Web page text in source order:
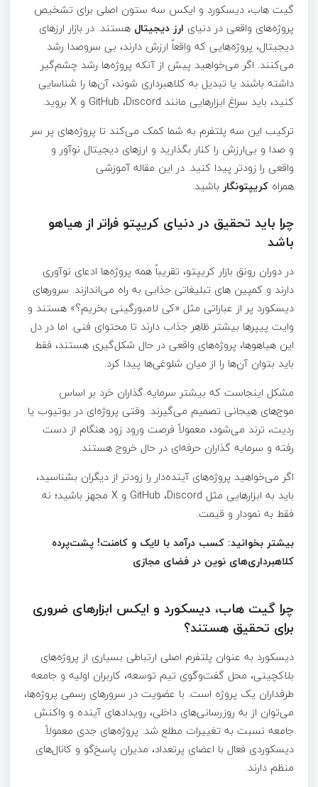
گیت هاب، دیسکورد و ایکس سه ستون اصلی برای تشخیص
پروژه‌های واقعی در دنیای ارز دیجیتال هستند. در بازار ارزهای
دیجیتال، پروژه‌هایی که واقعاً ارزش دارند، بی‌ سروصدا رشد
می‌کنند. اگر می‌خواهید پیش از آنکه پروژه‌ها رشد چشم‌گیر
داشته باشند یا تبدیل به کلاهبرداری شوند، آن‌ها را شناسایی
کنید، باید سراغ ابزارهایی مانند GitHub ،Discord و X بروید.
ترکیب این سه پلتفرم به شما کمک می‌کند تا پروژه‌های پر سر
و صدا و بی‌ارزش را کنار بگذارید و ارزهای دیجیتال نوآور و
واقعی را زودتر پیدا کنید. در این مقاله آموزشی
همراه کریپتونگار باشید.
چرا باید تحقیق در دنیای کریپتو فراتر از هیاهو
باشد
در دوران رونق بازار کریپتو، تقریباً همه پروژه‌ها ادعای نوآوری
دارند و کمپین های تبلیغاتی جذابی به راه می‌اندازند. سرورهای
دیسکورد پر از عباراتی مثل «کی لامبورگینی بخریم؟» هستند و
وایت پیپرها بیشتر ظاهر جذاب دارند تا محتوای فنی. اما در دل
این هیاهوها، پروژه‌های واقعی در حال شکل‌گیری هستند، فقط
باید بتوان آن‌ها را از میان شلوغی‌ها پیدا کرد.
مشکل اینجاست که بیشتر سرمایه گذاران خرد بر اساس
موج‌های هیجانی تصمیم می‌گیرند. وقتی پروژه‌ای در یوتیوب یا
ردیت، ترند می‌شود، معمولاً فرصت ورود زود هنگام از دست
رفته و سرمایه‌ گذاران حرفه‌ای در حال خروج هستند.
اگر می‌خواهید پروژه‌های آینده‌دار را زودتر از دیگران بشناسید،
باید به ابزارهایی مثل GitHub ،Discord و X مجهز باشید؛ نه
فقط به نمودار و قیمت.
بیشتر بخوانید: کسب درآمد با لایک و کامنت! پشت‌پرده
کلاهبرداری‌های نوین در فضای مجازی
چرا گیت هاب، دیسکورد و ایکس ابزارهای ضروری
برای تحقیق هستند؟
دیسکورد به عنوان پلتفرم اصلی ارتباطی بسیاری از پروژه‌های
بلاکچینی، محل گفت‌وگوی تیم توسعه، کاربران اولیه و جامعه
طرفداران یک پروژه است. با عضویت در سرورهای رسمی پروژه‌ها،
می‌توان از به‌ روزرسانی‌های داخلی، رویدادهای آینده و واکنش
جامعه نسبت به تغییرات مطلع شد. پروژه‌های جدی معمولاً
دیسکوردی فعال با اعضای پرتعداد، مدیران پاسخ‌گو و کانال‌های
منظم دارند.